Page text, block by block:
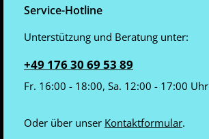
Service-Hotline
Unterstützung und Beratung unter:
+49 176 30 69 53 89
Fr. 16:00 - 18:00, Sa. 12:00 - 17:00 Uhr
Oder über unser Kontaktformular.